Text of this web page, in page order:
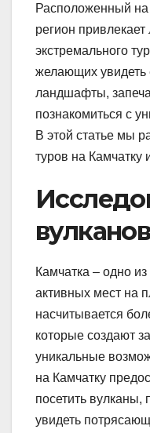
Расположенный на
регион
экстремального
желающих
ландшафты,
познакомиться с
В этой статье мы
туров на Камчатку
вулканов
Камчатка – одно
активных мест на
насчитывается
которые создают
уникальные
на Камчатку
посетить
увидеть